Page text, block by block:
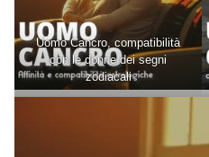
Uomo Cancro, compatibilità
con le donne dei segni
zodiacali